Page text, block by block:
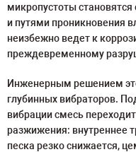
микропустоты
и путями проникновения
неизбежно ведет к
преждевременному
Инженерным решением
глубинных вибраторов.
вибрации смесь
разжижения: внутреннее
песка резко снижается,